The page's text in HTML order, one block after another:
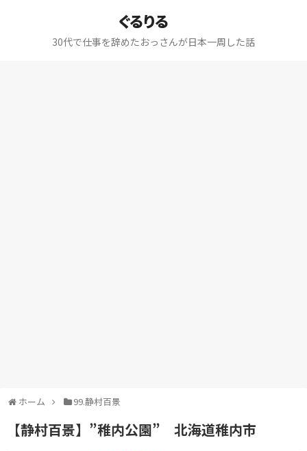
ぐるりる
30代で仕事を辞めたおっさんが日本一周した話
ホーム 99.静村百景
【静村百景】”稚内公園” 北海道稚内市